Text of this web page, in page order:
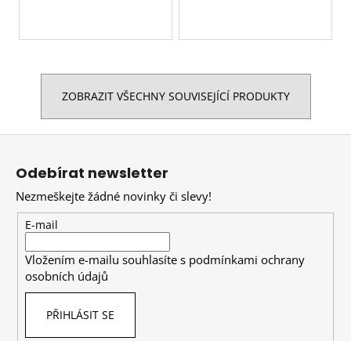
ZOBRAZIT VŠECHNY SOUVISEJÍCÍ PRODUKTY
Z
Odebírat newsletter
Nezmeškejte žádné novinky či slevy!
E-mail
Vložením e-mailu souhlasíte s podmínkami ochrany
osobních údajů
PŘIHLÁSIT SE